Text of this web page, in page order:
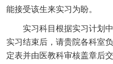
能接受该生来实习为盼。
实习科目根据实习计划
实习结束后，请贵院各科室
定表并由医教科审核盖章后交